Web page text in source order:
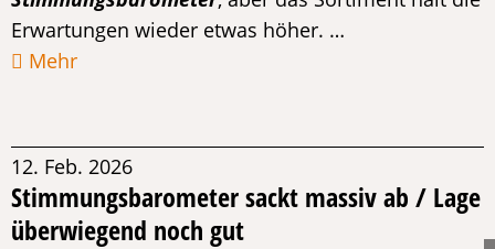
Erwartungen wieder etwas höher. …
Mehr
12. Feb. 2026
Stimmungsbarometer sackt massiv ab / Lage
überwiegend noch gut